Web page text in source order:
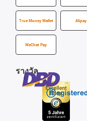
True Money Wallet Alipay
WeChat Pay
รางวัล